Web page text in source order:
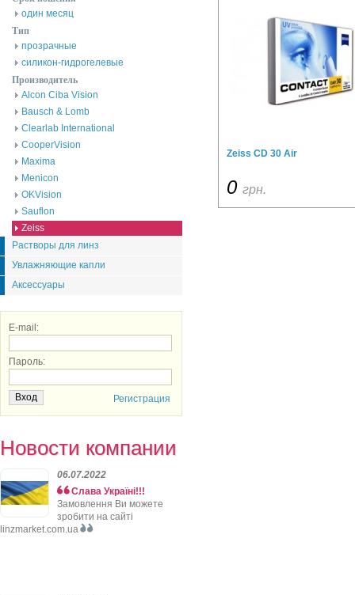
один месяц
Тип
прозрачные
силикон-гидрогелевые
Производитель
Alcon Ciba Vision
Bausch & Lomb
Clearlab International
CooperVision
Maxima
Menicon
OKVision
Sauflon
Zeiss
Растворы для линз
Увлажняющие капли
Аксессуары
E-mail:
Пароль:
Регистрация
Новости компании
06.07.2022
Слава Україні!!!
Замовлення Ви можете
зробити на сайті
linzmarket.com.ua
Zeiss CD 30 Air
0 грн.